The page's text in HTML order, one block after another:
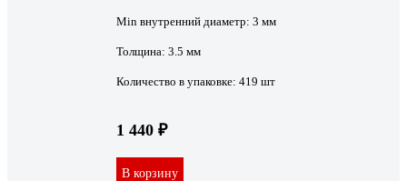
Min внутренний диаметр: 3 мм
Толщина: 3.5 мм
Количество в упаковке: 419 шт
1 440 ₽
В корзину